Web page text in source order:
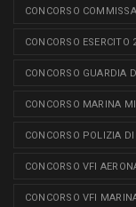
CONCORSO
CONCORSO ESERCITO
CONCORSO GUARDIA
CONCORSO MARINA
CONCORSO POLIZIA
CONCORSO VFI
CONCORSO VFI